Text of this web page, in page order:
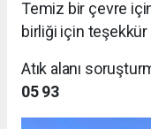
Temiz bir çevre
birliği için teşekkür
Atık alanı
05 93